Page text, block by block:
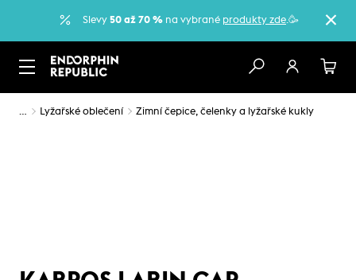
Slevy 50 až 70 % na vybrané produkty zde.🥳
… Lyžařské oblečení Zimní čepice, čelenky a lyžařské kukly